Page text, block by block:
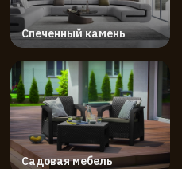
Спеченный камень
Садовая мебель